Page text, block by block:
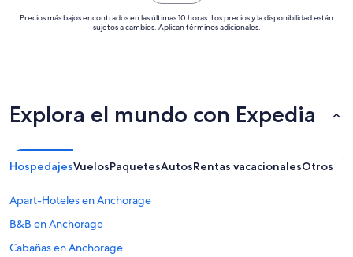
Precios más bajos encontrados en las últimas 10 horas. Los precios y la disponibilidad están
sujetos a cambios. Aplican términos adicionales.
Explora el mundo con Expedia
HospedajesVuelosPaquetesAutosRentas vacacionalesOtros
Apart-Hoteles en Anchorage
B&B en Anchorage
Cabañas en Anchorage